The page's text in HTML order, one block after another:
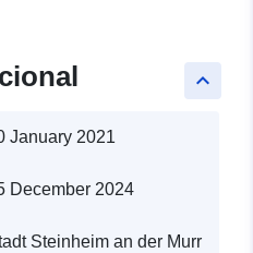
keyboard_arrow_up
January 2021
December 2024
Steinheim an der Murr